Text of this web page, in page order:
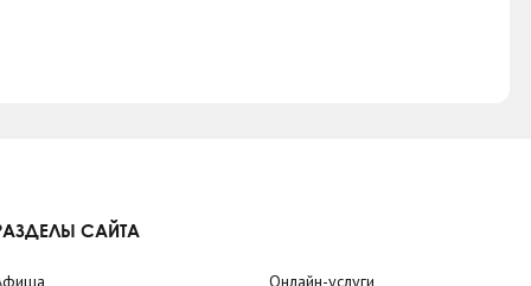
САЙТА
Онлайн-услуги